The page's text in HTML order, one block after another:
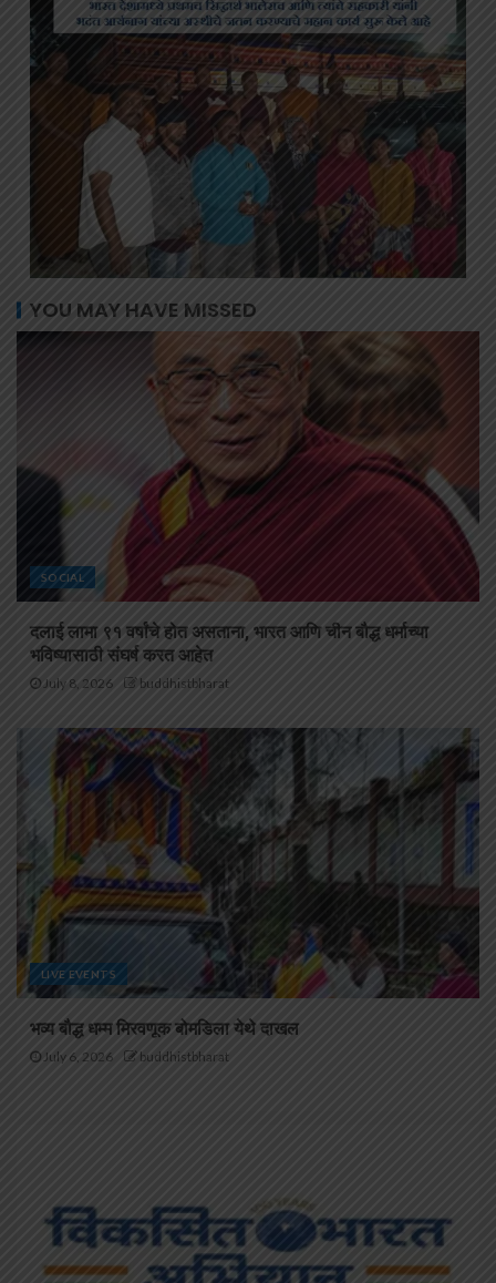
YOU MAY HAVE MISSED
SOCIAL
दलाई लामा ९१ वर्षांचे होत असताना, भारत आणि चीन बौद्ध धर्माच्या
भविष्यासाठी संघर्ष करत आहेत
July 8, 2026 buddhistbharat
LIVE EVENTS
भव्य बौद्ध धम्म मिरवणूक बोमडिला येथे दाखल
July 6, 2026 buddhistbharat